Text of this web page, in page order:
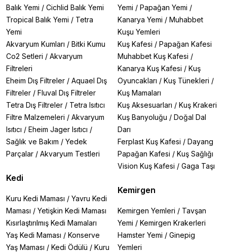
Balık Yemi / Cichlid Balık Yemi
Tropical Balık Yemi / Tetra
Yemi
Akvaryum Kumları / Bitki Kumu
Co2 Setleri / Akvaryum
Filtreleri
Eheim Dış Filtreler / Aquael Dış
Filtreler / Fluval Dış Filtreler
Tetra Dış Filtreler / Tetra Isıtıcı
Filtre Malzemeleri / Akvaryum
Isıtıcı / Eheim Jager Isıtıcı /
Sağlık ve Bakım / Yedek
Parçalar / Akvaryum Testleri
Kedi
Kuru Kedi Maması / Yavru Kedi
Maması / Yetişkin Kedi Maması
Kısırlaştırılmış Kedi Mamaları
Yaş Kedi Maması / Konserve
Yaş Maması / Kedi Ödülü / Kuru
Yemi / Papağan Yemi /
Kanarya Yemi / Muhabbet
Kuşu Yemleri
Kuş Kafesi / Papağan Kafesi
Muhabbet Kuş Kafesi /
Kanarya Kuş Kafesi / Kuş
Oyuncakları / Kuş Tünekleri /
Kuş Mamaları
Kuş Aksesuarları / Kuş Krakeri
Kuş Banyoluğu / Doğal Dal
Darı
Ferplast Kuş Kafesi / Dayang
Papağan Kafesi / Kuş Sağlığı
Vision Kuş Kafesi / Gaga Taşı
Kemirgen
Kemirgen Yemleri / Tavşan
Yemi / Kemirgen Krakerleri
Hamster Yemi / Ginepig
Yemleri